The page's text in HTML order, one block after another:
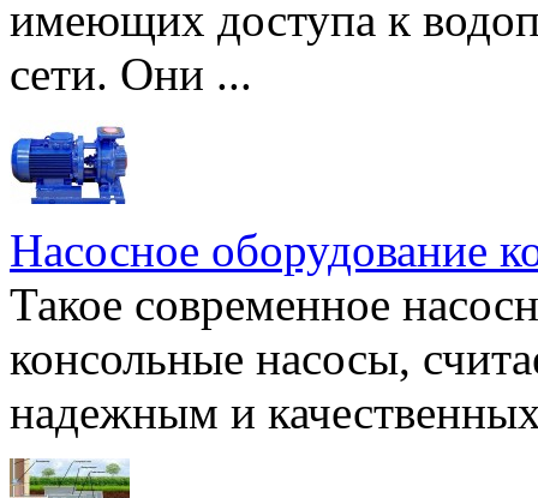
имеющих доступа к
сети. Они ...
Насосное оборудование
Такое современное
консольные насосы,
надежным и